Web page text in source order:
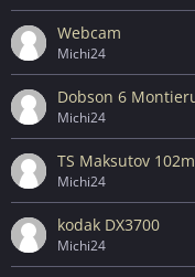
Webcam
Michi24
Dobson 6
Michi24
TS Maksutov
Michi24
kodak DX3700
Michi24